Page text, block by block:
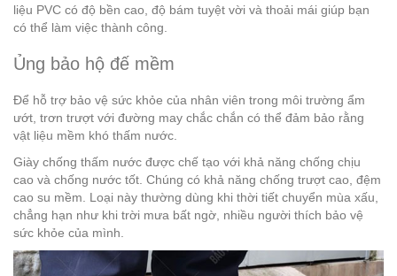
liệu PVC có độ bền cao, độ bám tuyệt vời và thoải mái giúp bạn
có thể làm việc thành công.
Ủng bảo hộ đế mềm
Để hỗ trợ bảo vệ sức khỏe của nhân viên trong môi trường ẩm
ướt, trơn trượt với đường may chắc chắn có thể đảm bảo rằng
vật liệu mềm khó thấm nước.
Giày chống thấm nước được chế tạo với khả năng chống chịu
cao và chống nước tốt. Chúng có khả năng chống trượt cao, đệm
cao su mềm. Loại này thường dùng khi thời tiết chuyển mùa xấu,
chẳng hạn như khi trời mưa bất ngờ, nhiều người thích bảo vệ
sức khỏe của mình.